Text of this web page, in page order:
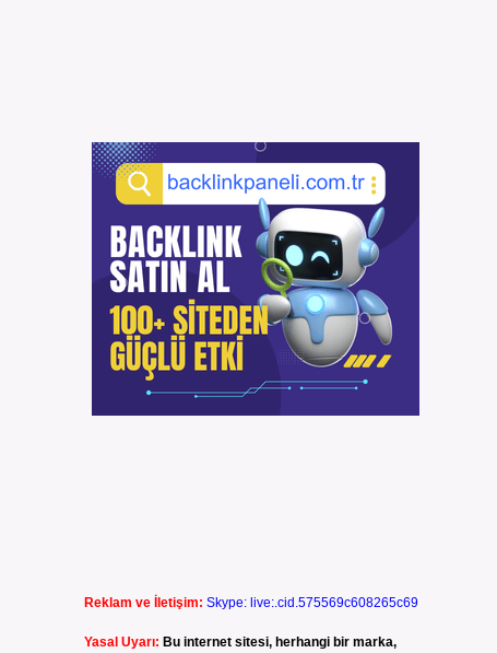
Reklam ve İletişim: Skype: live:.cid.575569c608265c69
Yasal Uyarı: Bu internet sitesi, herhangi bir marka,